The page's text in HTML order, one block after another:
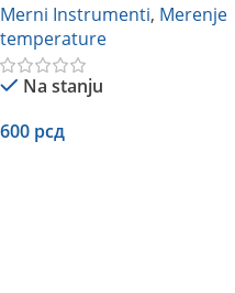
Merni Instrumenti, Merenje
temperature
Na stanju
600 рсд